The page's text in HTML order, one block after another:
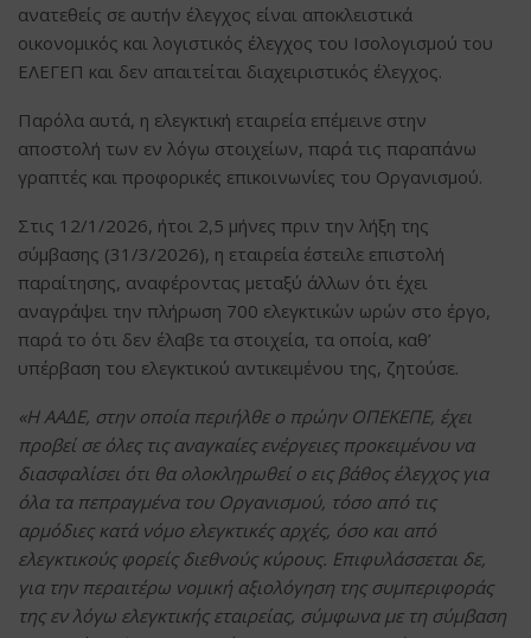
ανατεθείς σε αυτήν έλεγχος είναι αποκλειστικά
οικονομικός και λογιστικός έλεγχος του Ισολογισμού του
ΕΛΕΓΕΠ και δεν απαιτείται διαχειριστικός έλεγχος.
Παρόλα αυτά, η ελεγκτική εταιρεία επέμεινε στην
αποστολή των εν λόγω στοιχείων, παρά τις παραπάνω
γραπτές και προφορικές επικοινωνίες του Οργανισμού.
Στις 12/1/2026, ήτοι 2,5 μήνες πριν την λήξη της
σύμβασης (31/3/2026), η εταιρεία έστειλε επιστολή
παραίτησης, αναφέροντας μεταξύ άλλων ότι έχει
αναγράψει την πλήρωση 700 ελεγκτικών ωρών στο έργο,
παρά το ότι δεν έλαβε τα στοιχεία, τα οποία, καθ’
υπέρβαση του ελεγκτικού αντικειμένου της, ζητούσε.
«Η ΑΑΔΕ, στην οποία περιήλθε ο πρώην ΟΠΕΚΕΠΕ, έχει
προβεί σε όλες τις αναγκαίες ενέργειες προκειμένου να
διασφαλίσει ότι θα ολοκληρωθεί ο εις βάθος έλεγχος για
όλα τα πεπραγμένα του Οργανισμού, τόσο από τις
αρμόδιες κατά νόμο ελεγκτικές αρχές, όσο και από
ελεγκτικούς φορείς διεθνούς κύρους. Επιφυλάσσεται δε,
για την περαιτέρω νομική αξιολόγηση της συμπεριφοράς
της εν λόγω ελεγκτικής εταιρείας, σύμφωνα με τη σύμβαση